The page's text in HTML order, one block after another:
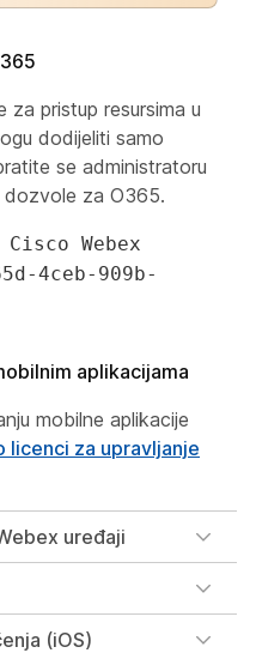
za pristup resursima u
dodijeliti samo
se administratoru
za O365.
Cisco Webex
4ceb-909b-
aplikacijama
mobilne aplikacije
licenci za upravljanje
uređaji
(iOS)